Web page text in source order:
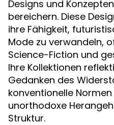
Designs und
bereichern. Diese
ihre Fähigkeit,
Mode zu verwandeln,
Science-Fiction und
Ihre Kollektionen
Gedanken des
konventionelle
unorthodoxe
Struktur.